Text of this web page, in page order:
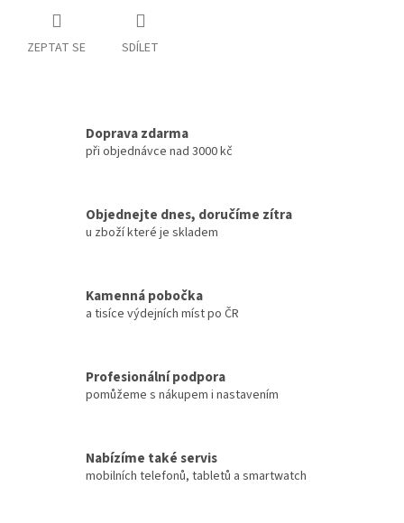
ZEPTAT SE SDÍLET
Doprava zdarma
při objednávce nad 3000 kč
Objednejte dnes, doručíme zítra
u zboží které je skladem
Kamenná pobočka
a tisíce výdejních míst po ČR
Profesionální podpora
pomůžeme s nákupem i nastavením
Nabízíme také servis
mobilních telefonů, tabletů a smartwatch